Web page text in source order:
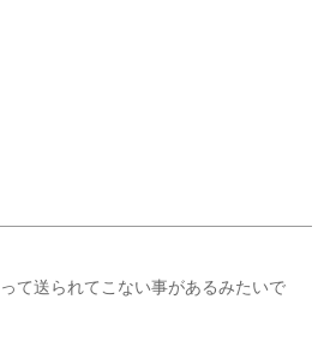
て送られてこない事があるみたいで